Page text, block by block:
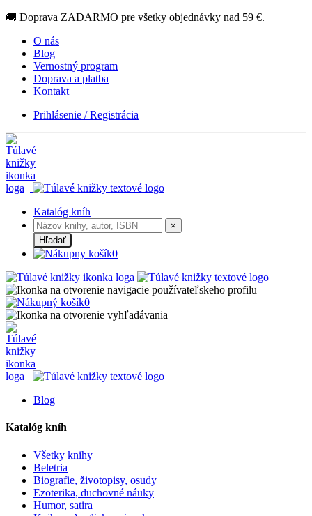
🚚 Doprava ZADARMO pre všetky objednávky nad 59 €.
O nás
Blog
Vernostný program
Doprava a platba
Kontakt
Prihlásenie / Registrácia
Katalóg kníh
×
Hľadať
0
0
Blog
Katalóg kníh
Všetky knihy
Beletria
Biografie, životopisy, osudy
Ezoterika, duchovné náuky
Humor, satira